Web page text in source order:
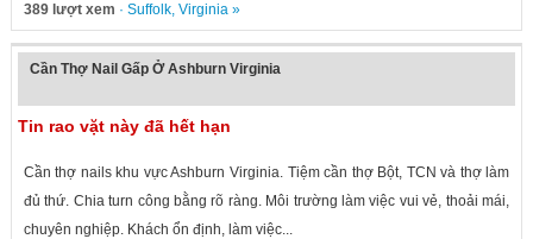
389 lượt xem · Suffolk, Virginia»
Cần Thợ Nail Gấp Ở Ashburn Virginia
Tin rao vặt này đã hết hạn
Cần thợ nails khu vực Ashburn Virginia. Tiệm cần thợ Bột, TCN và thợ làm
đủ thứ. Chia turn công bằng rõ ràng. Môi trường làm việc vui vẻ, thoải mái,
chuyên nghiệp. Khách ổn định, làm việc...